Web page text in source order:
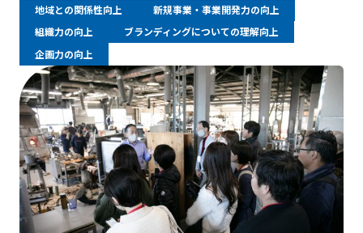
地域との関係性向上
新規事業・事業開発力の向上
組織力の向上
ブランディングについての理解向上
企画力の向上